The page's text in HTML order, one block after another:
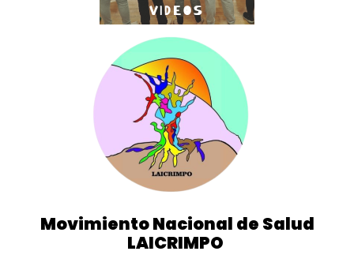
VIDEOS
Movimiento Nacional de Salud
LAICRIMPO